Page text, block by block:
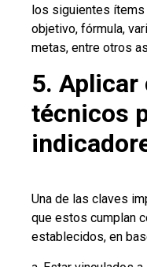
los siguientes
objetivo, fórmula,
metas, entre otros
5.
técnicos
Una de las claves
que estos cumplan
establecidos, en